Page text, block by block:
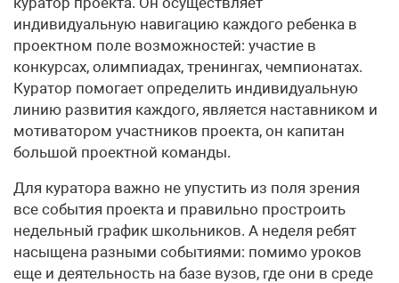
индивидуальную навигацию каждого ребенка в
проектном поле возможностей: участие в
конкурсах, олимпиадах, тренингах, чемпионатах.
Куратор помогает определить индивидуальную
линию развития каждого, является наставником и
мотиватором участников проекта, он капитан
большой проектной команды.
Для куратора важно не упустить из поля зрения
все события проекта и правильно простроить
недельный график школьников. А неделя ребят
насыщена разными событиями: помимо уроков
еще и деятельность на базе вузов, где они в среде